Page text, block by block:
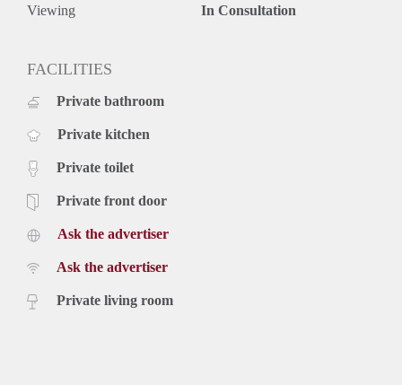
Reinkenstraat, waar u meer dan 50 ambachtelijke winkels,
Belangrijke internationale scholen en organisaties zoals
zijn allemaal in de buurt gevestigd.
Viewing In Consultation
FACILITIES
Private bathroom
Private kitchen
Private toilet
Private front door
Ask the advertiser
Ask the advertiser
Private living room